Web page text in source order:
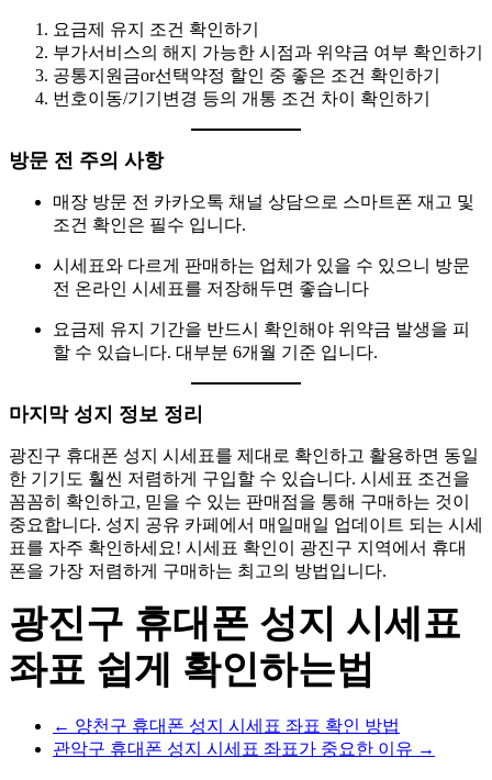
요금제 유지 조건 확인하기
부가서비스의 해지 가능한 시점과 위약금 여부 확인하기
공통지원금or선택약정 할인 중 좋은 조건 확인하기
번호이동/기기변경 등의 개통 조건 차이 확인하기
방문 전 주의 사항
매장 방문 전 카카오톡 채널 상담으로 스마트폰 재고 및
조건 확인은 필수 입니다.
시세표와 다르게 판매하는 업체가 있을 수 있으니 방문
전 온라인 시세표를 저장해두면 좋습니다
요금제 유지 기간을 반드시 확인해야 위약금 발생을 피
할 수 있습니다. 대부분 6개월 기준 입니다.
마지막 성지 정보 정리
광진구 휴대폰 성지 시세표를 제대로 확인하고 활용하면 동일
한 기기도 훨씬 저렴하게 구입할 수 있습니다. 시세표 조건을
꼼꼼히 확인하고, 믿을 수 있는 판매점을 통해 구매하는 것이
중요합니다. 성지 공유 카페에서 매일매일 업데이트 되는 시세
표를 자주 확인하세요! 시세표 확인이 광진구 지역에서 휴대
폰을 가장 저렴하게 구매하는 최고의 방법입니다.
광진구 휴대폰 성지 시세표
좌표 쉽게 확인하는법
← 양천구 휴대폰 성지 시세표 좌표 확인 방법
관악구 휴대폰 성지 시세표 좌표가 중요한 이유 →